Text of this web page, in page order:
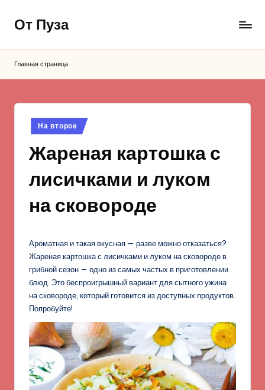
Перейти
содержимому
От Пуза
вкусные
Главная страница
Опубликовано
в
На второе
Жареная картошка с
лисичками и луком
на сковороде
Ароматная и такая вкусная — разве можно отказаться?
Жареная картошка с лисичками и луком на сковороде в
грибной сезон — одно из самых частых в приготовлении
блюд. Это беспроигрышный вариант для сытного ужина
на сковороде, который готовится из доступных продуктов.
Попробуйте!